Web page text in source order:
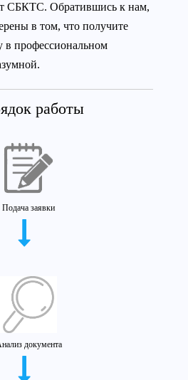
СБКТС. Обратившись к нам,
в том, что получите
профессиональном
работы
Подача заявки
документа